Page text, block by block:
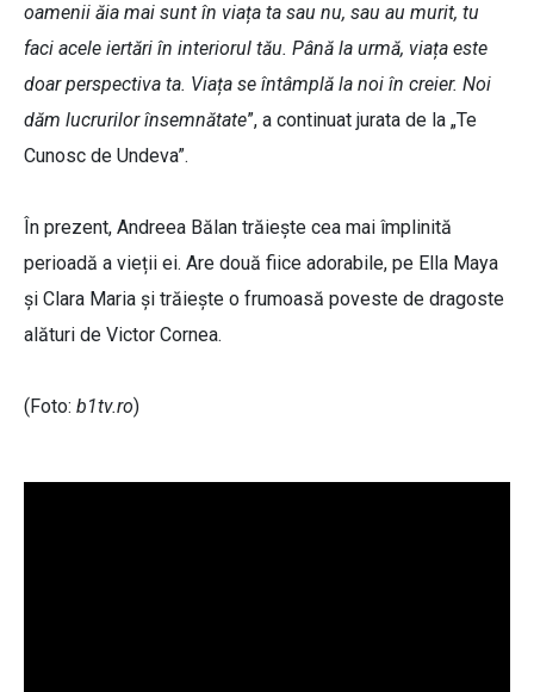
oamenii ăia mai sunt în viața ta sau nu, sau au murit, tu
faci acele iertări în interiorul tău. Până la urmă, viața este
doar perspectiva ta. Viața se întâmplă la noi în creier. Noi
dăm lucrurilor însemnătate”, a continuat jurata de la „Te
Cunosc de Undeva”.
În prezent, Andreea Bălan trăiește cea mai împlinită
perioadă a vieții ei. Are două fiice adorabile, pe Ella Maya
și Clara Maria și trăiește o frumoasă poveste de dragoste
alături de Victor Cornea.
(Foto: b1tv.ro)